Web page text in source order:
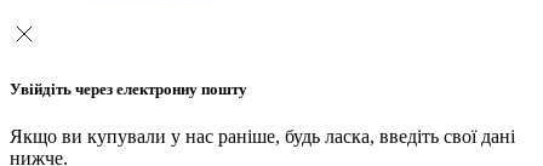
Увійдіть через електронну пошту
Якщо ви купували у нас раніше, будь ласка, введіть свої дані
нижче.